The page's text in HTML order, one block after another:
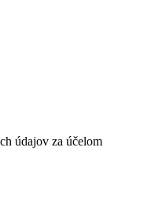
údajov za účelom